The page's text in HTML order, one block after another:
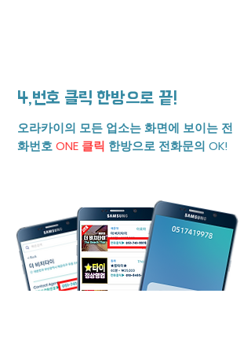
4,번호 클릭 한방으로 끝!
오라카이의 모든 업소는 화면에 보이는 전
화번호ONE 클릭 한방으로 전화문의 OK!